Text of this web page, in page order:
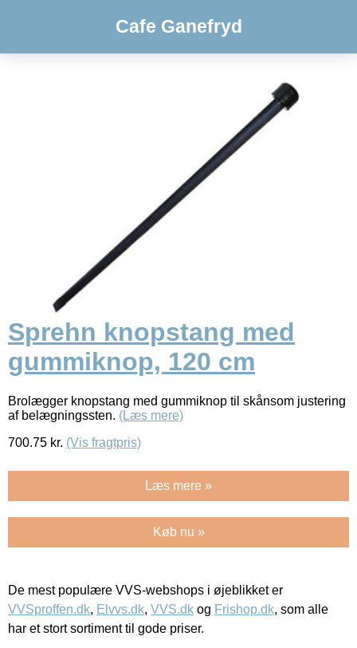
Cafe Ganefryd
Sprehn knopstang med
gummiknop, 120 cm
Brolægger knopstang med gummiknop til skånsom justering
af belægningssten. (Læs mere)
700.75 kr. (Vis fragtpris)
Læs mere »
Køb nu »
De mest populære VVS-webshops i øjeblikket er
VVSproffen.dk, Elvvs.dk, VVS.dk og Frishop.dk, som alle
har et stort sortiment til gode priser.